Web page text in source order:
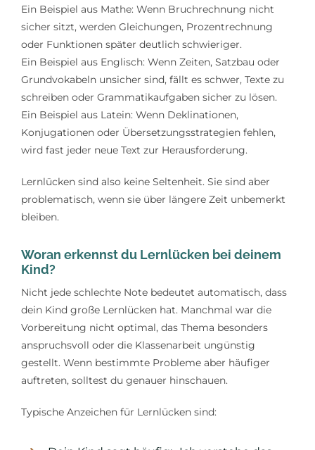
Ein Beispiel aus Mathe: Wenn Bruchrechnung nicht
sicher sitzt, werden Gleichungen, Prozentrechnung
oder Funktionen später deutlich schwieriger.
Ein Beispiel aus Englisch: Wenn Zeiten, Satzbau oder
Grundvokabeln unsicher sind, fällt es schwer, Texte zu
schreiben oder Grammatikaufgaben sicher zu lösen.
Ein Beispiel aus Latein: Wenn Deklinationen,
Konjugationen oder Übersetzungsstrategien fehlen,
wird fast jeder neue Text zur Herausforderung.
Lernlücken sind also keine Seltenheit. Sie sind aber
problematisch, wenn sie über längere Zeit unbemerkt
bleiben.
Woran erkennst du Lernlücken bei deinem
Kind?
Nicht jede schlechte Note bedeutet automatisch, dass
dein Kind große Lernlücken hat. Manchmal war die
Vorbereitung nicht optimal, das Thema besonders
anspruchsvoll oder die Klassenarbeit ungünstig
gestellt. Wenn bestimmte Probleme aber häufiger
auftreten, solltest du genauer hinschauen.
Typische Anzeichen für Lernlücken sind: